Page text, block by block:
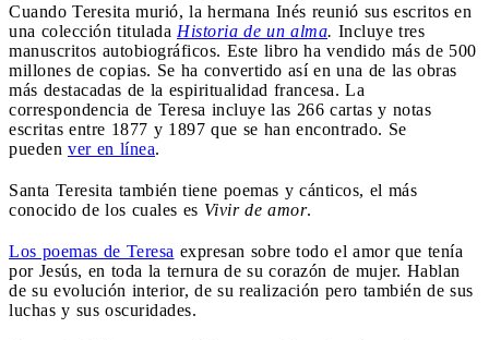
Cuando Teresita murió, la hermana Inés reunió sus escritos en
una colección titulada Historia de un alma. Incluye tres
manuscritos autobiográficos. Este libro ha vendido más de 500
millones de copias. Se ha convertido así en una de las obras
más destacadas de la espiritualidad francesa. La
correspondencia de Teresa incluye las 266 cartas y notas
escritas entre 1877 y 1897 que se han encontrado. Se
pueden ver en línea.
Santa Teresita también tiene poemas y cánticos, el más
conocido de los cuales es Vivir de amor.
Los poemas de Teresa expresan sobre todo el amor que tenía
por Jesús, en toda la ternura de su corazón de mujer. Hablan
de su evolución interior, de su realización pero también de sus
luchas y sus oscuridades.